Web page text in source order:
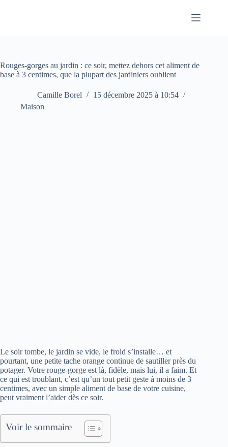
Rouges-gorges au jardin : ce soir, mettez dehors cet aliment de
base à 3 centimes, que la plupart des jardiniers oublient
Camille Borel
15 décembre 2025 à 10:54
Maison
Le soir tombe, le jardin se vide, le froid s’installe… et
pourtant, une petite tache orange continue de sautiller près du
potager. Votre rouge-gorge est là, fidèle, mais lui, il a faim. Et
ce qui est troublant, c’est qu’un tout petit geste à moins de 3
centimes, avec un simple aliment de base de votre cuisine,
peut vraiment l’aider dès ce soir.
Voir le sommaire